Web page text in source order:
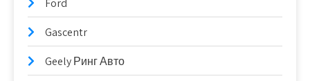
Ford
Gascentr
Geely Ринг Авто